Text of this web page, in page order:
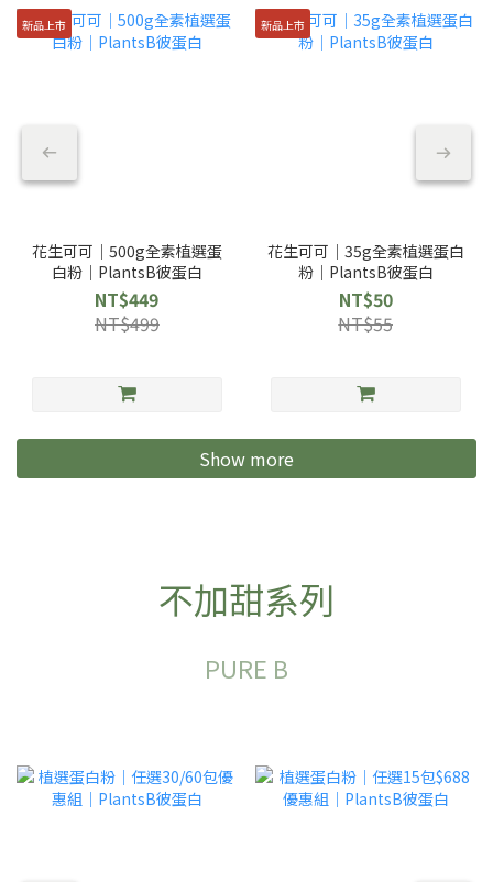
新品上市
花生可可｜500g全素植選蛋
白粉｜PlantsB彼蛋白
NT$449
NT$499
新品上市
花生可可｜35g全素植選蛋白
粉｜PlantsB彼蛋白
NT$50
NT$55
Show more
不加甜系列
PURE B